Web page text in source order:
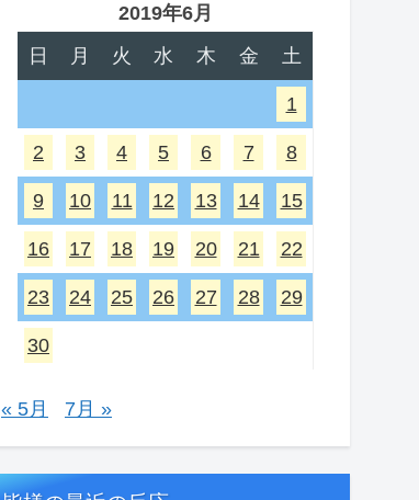
2019年6月
日
月 火 水 木 金 土
1
2 3 4 5 6 7 8
9 10 11 12 13 14 15
16 17 18 19 20 21 22
23 24 25 26 27 28 29
30
« 5月 7月 »